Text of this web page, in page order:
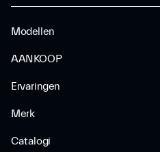
Modellen
AANKOOP
Ervaringen
Merk
Catalogi